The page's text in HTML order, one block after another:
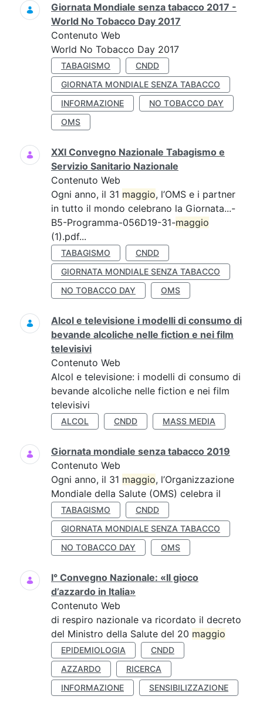
Giornata Mondiale senza tabacco 2017 -
World No Tobacco Day 2017
Contenuto Web
World No Tobacco Day 2017
TABAGISMO
CNDD
GIORNATA MONDIALE SENZA TABACCO
INFORMAZIONE
NO TOBACCO DAY
OMS
XXI Convegno Nazionale Tabagismo e
Servizio Sanitario Nazionale
Contenuto Web
Ogni anno, il 31 maggio, l’OMS e i partner
in tutto il mondo celebrano la Giornata...-
B5-Programma-056D19-31-maggio
(1).pdf...
TABAGISMO
CNDD
GIORNATA MONDIALE SENZA TABACCO
NO TOBACCO DAY
OMS
Alcol e televisione i modelli di consumo di
bevande alcoliche nelle fiction e nei film
televisivi
Contenuto Web
Alcol e televisione: i modelli di consumo di
bevande alcoliche nelle fiction e nei film
televisivi
ALCOL CNDD MASS MEDIA
Giornata mondiale senza tabacco 2019
Contenuto Web
Ogni anno, il 31 maggio, l’Organizzazione
Mondiale della Salute (OMS) celebra il
TABAGISMO
CNDD
GIORNATA MONDIALE SENZA TABACCO
NO TOBACCO DAY
OMS
I° Convegno Nazionale: «Il gioco
d’azzardo in Italia»
Contenuto Web
di respiro nazionale va ricordato il decreto
del Ministro della Salute del 20 maggio
EPIDEMIOLOGIA
CNDD
AZZARDO
RICERCA
INFORMAZIONE
SENSIBILIZZAZIONE